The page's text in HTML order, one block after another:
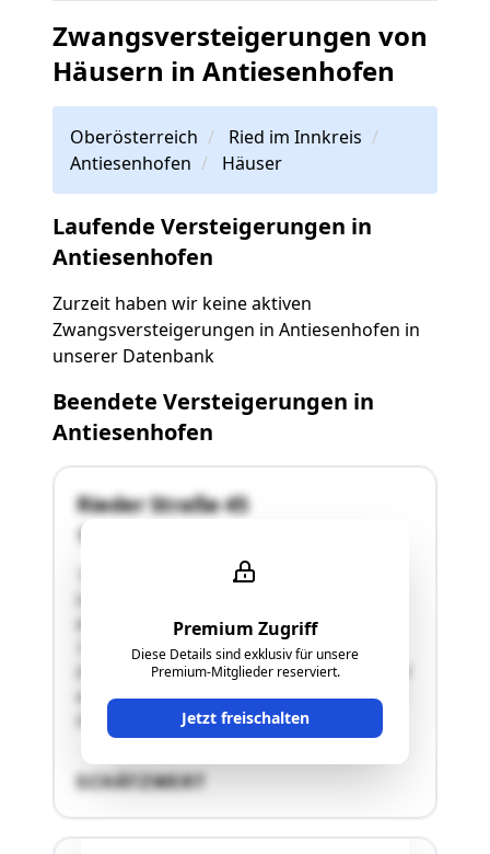
Zwangsversteigerungen von
Häusern in Antiesenhofen
Oberösterreich
Ried im Innkreis
Antiesenhofen
Häuser
Laufende Versteigerungen in
Antiesenhofen
Zurzeit haben wir keine aktiven
Zwangsversteigerungen in Antiesenhofen in
unserer Datenbank
Beendete Versteigerungen in
Antiesenhofen
Premium Zugriff
Diese Details sind exklusiv für unsere
Premium-Mitglieder reserviert.
Jetzt freischalten
Rieder Straße 45
"Das bewertungsgegenständliche Wohnhaus
liegt im Gemeindegebiet von Antiesenhofen, an
der Rieder Straße. Das Wohnhaus wurde ca.
1905 und ein Nebengebäude ca. 1958 erbaut.
Die Zufahrt zum Objekt ist aspaltiert und es sind
ausreichend Parkmöglichkeiten vorhanden. Das
Gebäude wurde in Massivbauweise …"
SCHÄTZWERT